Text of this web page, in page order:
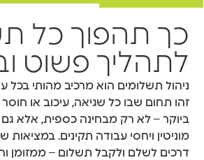
כך תהפוך כל
לתהליך פשוט
ניהול תשלומים הוא מרכיב מהותי בכל
זהו תחום שבו כל שגיאה, עיכוב או
ביוקר – לא רק מבחינה כספית, אלא גם
מוניטין ויחסי עבודה תקינים. במציאות
דרכים לשלם ולקבל תשלום – ממזומן